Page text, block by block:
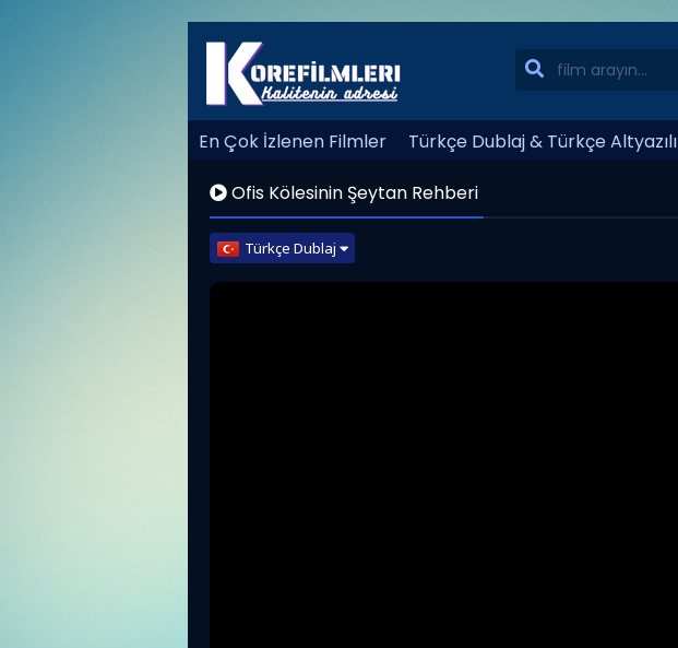
En Çok İzlenen Filmler Türkçe Dublaj & Türkçe Altyazılı
Ofis Kölesinin Şeytan Rehberi
Türkçe Dublaj